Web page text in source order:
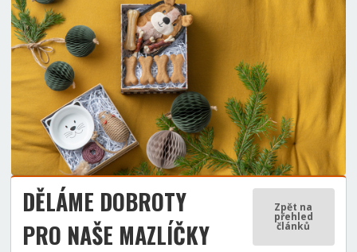
DĚLÁME DOBROTY
PRO NAŠE MAZLÍČKY
Zpět na
přehled
článků